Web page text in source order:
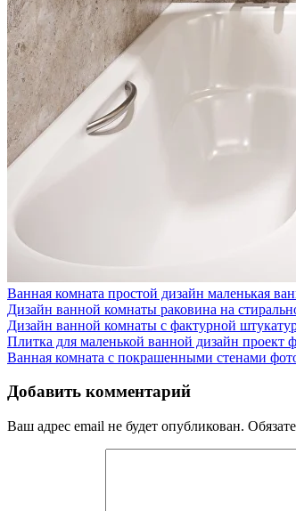
Ванная комната простой дизайн маленькая
Дизайн ванной комнаты раковина на
Дизайн ванной комнаты с фактурной
Плитка для маленькой ванной дизайн проект
Ванная комната с покрашенными стенами
Добавить комментарий
Ваш адрес email не будет опубликован.